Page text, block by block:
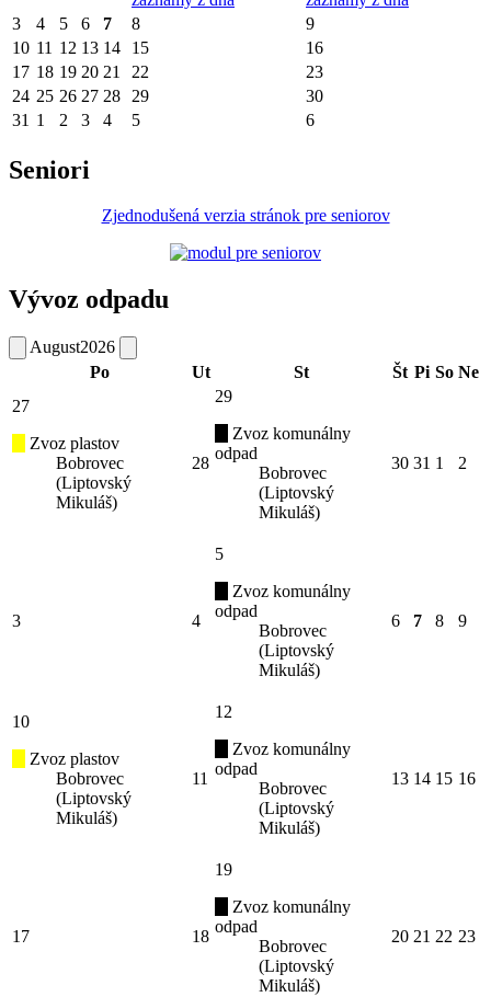
3
4 5 6 7 8
9
10 11 12 13 14 15
16
17 18 19 20 21 22
23
24 25 26 27 28 29
30
31 1 2 3 4 5 6
Seniori
Zjednodušená verzia stránok pre seniorov
Vývoz odpadu
August2026
Po
Ut St Št Pi So Ne
27
Zvoz plastov
Bobrovec
(Liptovský
Mikuláš)
28
29
Zvoz komunálny
odpad
Bobrovec
(Liptovský
Mikuláš)
30 31 1 2
3 4
5
Zvoz komunálny
odpad
Bobrovec
(Liptovský
Mikuláš)
6 7 8 9
10
Zvoz plastov
Bobrovec
(Liptovský
Mikuláš)
11
12
Zvoz komunálny
odpad
Bobrovec
(Liptovský
Mikuláš)
13 14 15 16
17 18
19
Zvoz komunálny
odpad
Bobrovec
(Liptovský
Mikuláš)
20 21 22 23